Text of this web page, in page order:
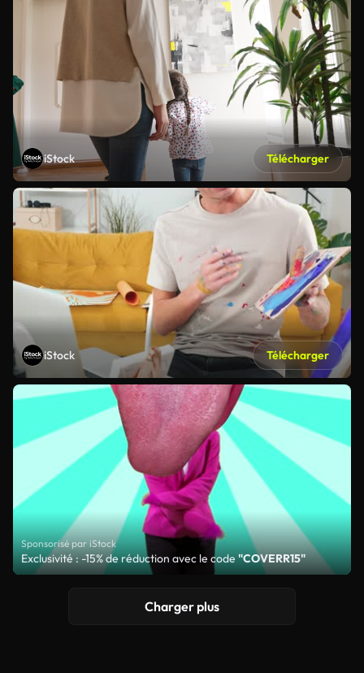
iStock Télécharger
iStock Télécharger
Sponsorisé par iStock
Exclusivité : -15% de réduction avec le code"COVERR15"
Charger plus